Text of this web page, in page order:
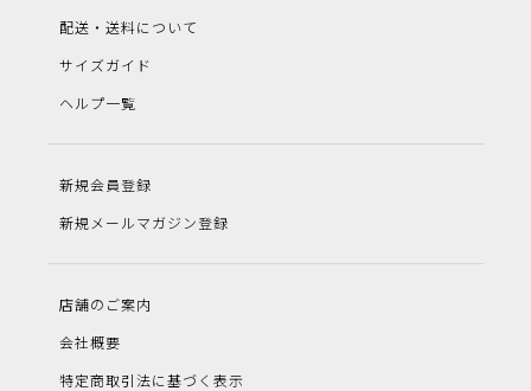
配送・送料について
サイズガイド
ヘルプ一覧
新規会員登録
新規メールマガジン登録
店舗のご案内
会社概要
特定商取引法に基づく表示